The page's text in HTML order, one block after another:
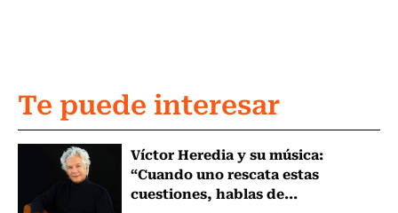
Te puede interesar
Víctor Heredia y su música:
“Cuando uno rescata estas
cuestiones, hablas de...